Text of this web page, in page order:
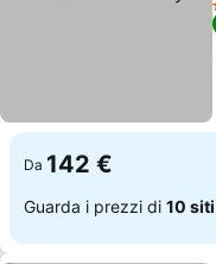
Da 142 €
Guarda i prezzi di 10 siti